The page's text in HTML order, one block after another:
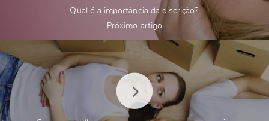
Qual é a importância da discrição?